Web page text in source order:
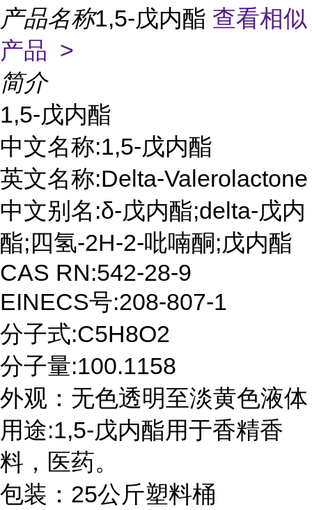
产品名称1,5-戊内酯 查看相似
产品 >
简介
1,5-戊内酯
中文名称:1,5-戊内酯
英文名称:Delta-Valerolactone
中文别名:δ-戊内酯;delta-戊内
酯;四氢-2H-2-吡喃酮;戊内酯
CAS RN:542-28-9
EINECS号:208-807-1
分子式:C5H8O2
分子量:100.1158
外观：无色透明至淡黄色液体
用途:1,5-戊内酯用于香精香
料，医药。
包装：25公斤塑料桶